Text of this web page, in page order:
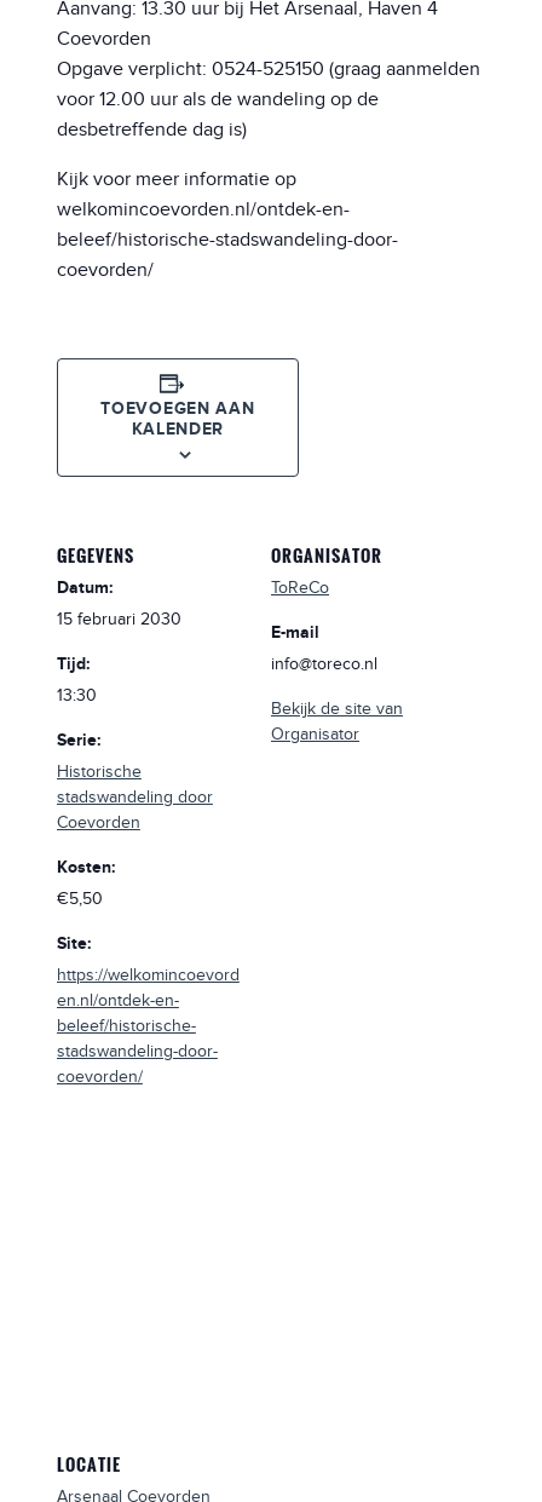
Aanvang: 13.30 uur bij Het Arsenaal, Haven 4
Coevorden
Opgave verplicht: 0524-525150 (graag aanmelden
voor 12.00 uur als de wandeling op de
desbetreffende dag is)
Kijk voor meer informatie op
welkomincoevorden.nl/ontdek-en-
beleef/historische-stadswandeling-door-
coevorden/
TOEVOEGEN AAN
KALENDER
GEGEVENS
Datum:
15 februari 2030
Tijd:
13:30
Serie:
Historische
stadswandeling door
Coevorden
Kosten:
€5,50
Site:
https://welkomincoevord
en.nl/ontdek-en-
beleef/historische-
stadswandeling-door-
coevorden/
ORGANISATOR
ToReCo
E-mail
info@toreco.nl
Bekijk de site van
Organisator
LOCATIE
Arsenaal Coevorden